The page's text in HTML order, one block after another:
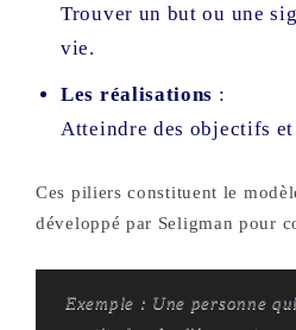
Trouver un but ou une
vie.
Les réalisations :
Atteindre des objectifs
Ces piliers constituent le
développé par Seligman pour
Exemple : Une personne